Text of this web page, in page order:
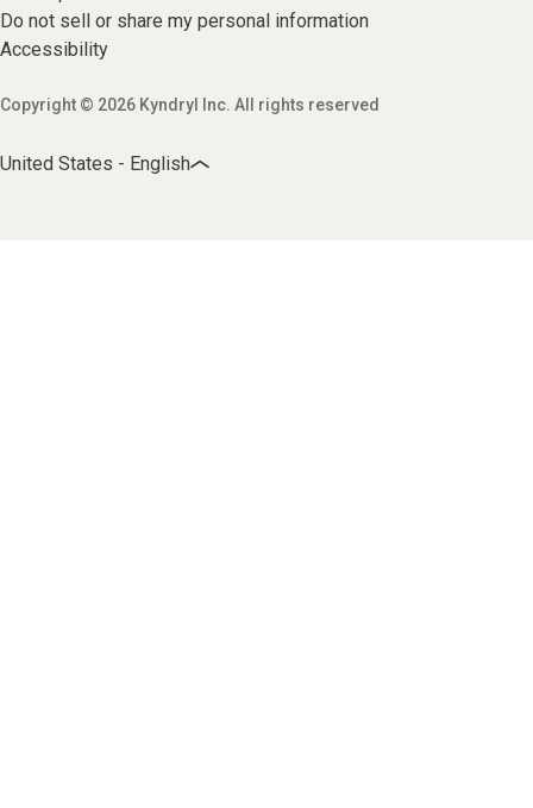
Do not sell or share my personal information
Accessibility
Copyright © 2026 Kyndryl Inc. All rights reserved
United States - English